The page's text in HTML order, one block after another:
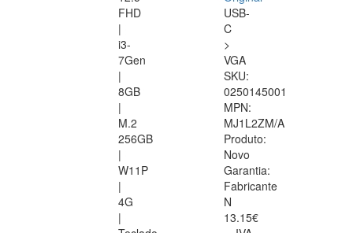
FHD
|
i3-
7Gen
|
8GB
|
M.2
256GB
|
W11P
|
4G
|
USB-
C
>
VGA
SKU:
0250145001
MPN:
MJ1L2ZM/A
Produto:
Novo
Garantia:
Fabricante
N
13.15€